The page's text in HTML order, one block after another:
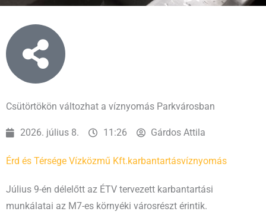
Csütörtökön változhat a víznyomás Parkvárosban
2026. július 8. 11:26 Gárdos Attila
Érd és Térsége Vízközmű Kft.karbantartásvíznyomás
Július 9-én délelőtt az ÉTV tervezett karbantartási
munkálatai az M7-es környéki városrészt érintik.